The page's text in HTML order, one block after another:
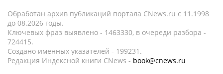
Обработан архив публикаций портала CNews.ru c 11.1998
до 08.2026 годы.
Ключевых фраз выявлено - 1463330, в очереди разбора -
724415.
Создано именных указателей - 199231.
Редакция Индексной книги CNews - book@cnews.ru